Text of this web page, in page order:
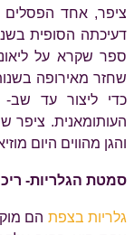
ציפר, אחד
דעיכתה הסופית
ספר שקרא על
שחזר מאירופה
העותומאנית. ציפר
והגן מהווים היום
סמטת הגלריות-
גלריות בצפת הם